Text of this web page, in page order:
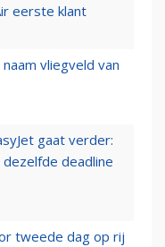
eerste klant
vliegveld van
gaat verder:
deadline
tweede dag op rij